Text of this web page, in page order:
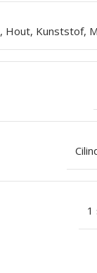
, Hout, Kunststof,
1